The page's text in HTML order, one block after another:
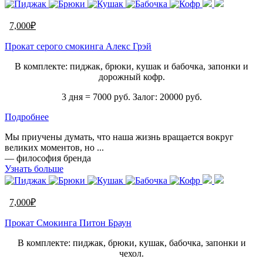
7,000₽
Прокат серого смокинга Алекс Грэй
В комплекте: пиджак, брюки, кушак и бабочка, запонки и
дорожный кофр.
3 дня = 7000 руб. Залог: 20000 руб.
Подробнее
Мы приучены думать, что наша жизнь вращается вокруг
великих моментов, но ...
— философия бренда
Узнать больше
7,000₽
Прокат Смокинга Питон Браун
В комплекте: пиджак, брюки, кушак, бабочка, запонки и
чехол.